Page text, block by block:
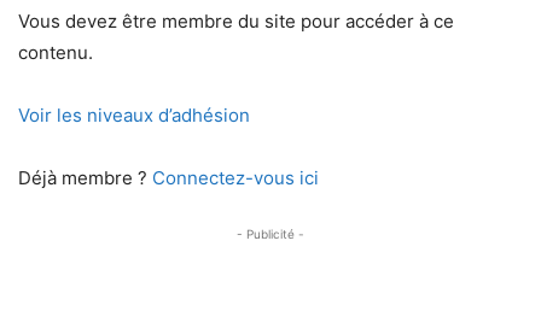
Vous devez être membre du site pour accéder à ce
contenu.
Voir les niveaux d’adhésion
Déjà membre ? Connectez-vous ici
- Publicité -